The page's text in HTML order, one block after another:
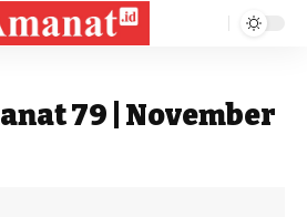
79 | November